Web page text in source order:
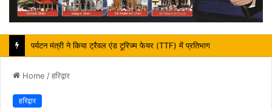
महापौर शंभू पासवान के जन्मदिवस पर क्षेत्र में विकास की सौगात
Home /हरिद्वार
हरिद्वार